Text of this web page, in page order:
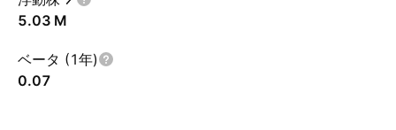
‪5.03 M‬
ベータ (1年)
0.07